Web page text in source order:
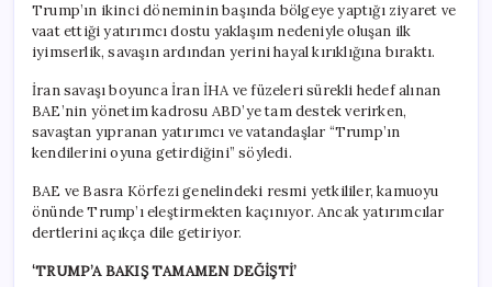
Trump’ın ikinci döneminin başında bölgeye yaptığı ziyaret ve
vaat ettiği yatırımcı dostu yaklaşım nedeniyle oluşan ilk
iyimserlik, savaşın ardından yerini hayal kırıklığına bıraktı.
İran savaşı boyunca İran İHA ve füzeleri sürekli hedef alınan
BAE’nin yönetim kadrosu ABD’ye tam destek verirken,
savaştan yıpranan yatırımcı ve vatandaşlar “Trump’ın
kendilerini oyuna getirdiğini” söyledi.
BAE ve Basra Körfezi genelindeki resmi yetkililer, kamuoyu
önünde Trump’ı eleştirmekten kaçınıyor. Ancak yatırımcılar
dertlerini açıkça dile getiriyor.
‘TRUMP’A BAKIŞ TAMAMEN DEĞİŞTİ’